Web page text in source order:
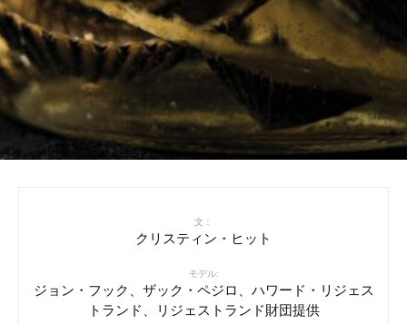
文：
クリスティン・ヒット
モデル:
ジョン・フック、ザック・ペジロ、ハワード・リジェス
トランド、リジェストランド財団提供